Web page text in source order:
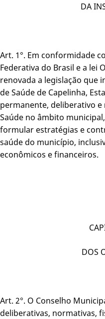
DA
Art. 1°. Em conformidade
Federativa do Brasil e a lei
renovada a legislação que
de Saúde de Capelinha,
permanente, deliberativo
Saúde no âmbito
formular estratégias e
saúde do município,
econômicos e financeiros.
DOS
Art. 2°. O Conselho
deliberativas, normativas,